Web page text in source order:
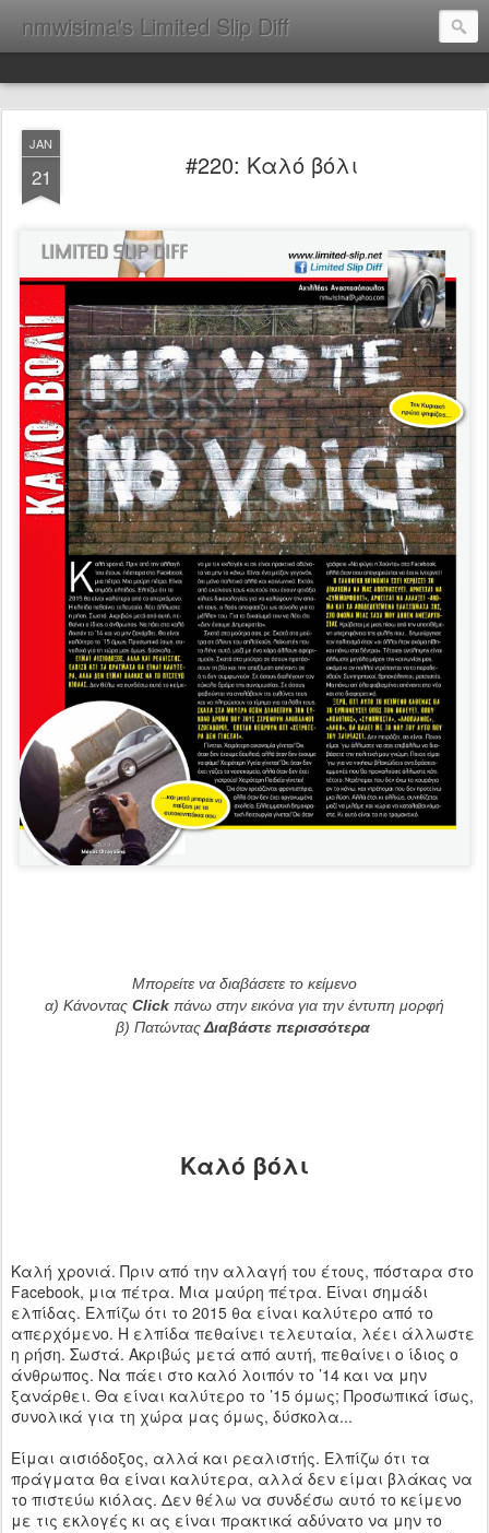
nmwisima's Limited Slip Diff
JAN
21 #220: Καλό βόλι
Μπορείτε να διαβάσετε το κείμενο
α) Κάνοντας Click πάνω στην εικόνα για την έντυπη μορφή
β) ΠατώνταςΔιαβάστε περισσότερα
Καλό βόλι
Καλή χρονιά. Πριν από την αλλαγή του έτους, πόσταρα στο
Facebook, μια πέτρα. Μια μαύρη πέτρα. Είναι σημάδι
ελπίδας. Ελπίζω ότι το 2015 θα είναι καλύτερο από το
απερχόμενο. Η ελπίδα πεθαίνει τελευταία, λέει άλλωστε
η ρήση. Σωστά. Ακριβώς μετά από αυτή, πεθαίνει ο ίδιος ο
άνθρωπος. Να πάει στο καλό λοιπόν το ’14 και να μην
ξανάρθει. Θα είναι καλύτερο το ’15 όμως; Προσωπικά ίσως,
συνολικά για τη χώρα μας όμως, δύσκολα...
Είμαι αισιόδοξος, αλλά και ρεαλιστής. Ελπίζω ότι τα
πράγματα θα είναι καλύτερα, αλλά δεν είμαι βλάκας να
το πιστεύω κιόλας. Δεν θέλω να συνδέσω αυτό το κείμενο
με τις εκλογές κι ας είναι πρακτικά αδύνατο να μην το